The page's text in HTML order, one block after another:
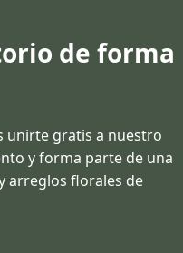
de forma
unirte gratis a nuestro
y forma parte de una
arreglos florales de